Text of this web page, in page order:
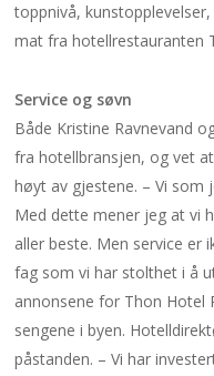
toppnivå,
mat fra hotellrestauranten
Service og søvn
Både Kristine Ravnevand
fra hotellbransjen, og vet
høyt av gjestene. – Vi som
Med dette mener jeg at vi
aller beste. Men service er
fag som vi har stolthet i å
annonsene for Thon Hotel
sengene i byen.
påstanden. – Vi har